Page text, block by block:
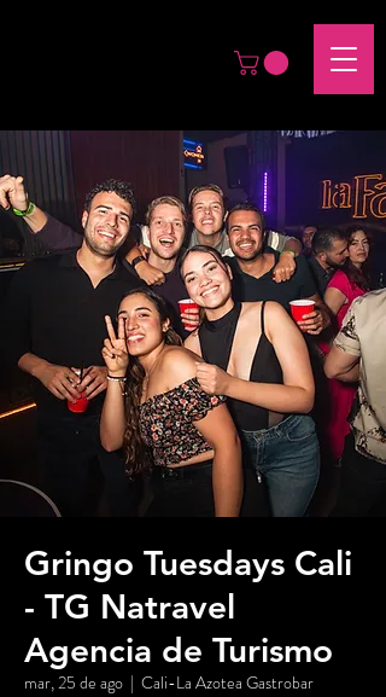
Gringo Tuesdays Cali
- TG Natravel
Agencia de Turismo
mar, 25 de ago
  |
Cali-La Azotea Gastrobar